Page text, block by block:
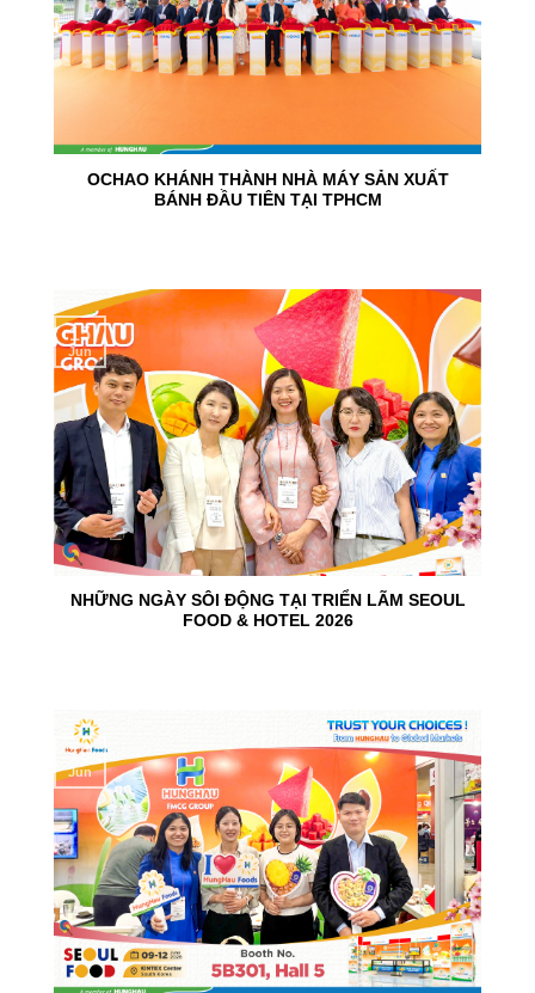
OCHAO KHÁNH THÀNH NHÀ MÁY SẢN XUẤT
BÁNH ĐẦU TIÊN TẠI TPHCM
NHỮNG NGÀY SÔI ĐỘNG TẠI TRIỂN LÃM SEOUL
FOOD & HOTEL 2026
15
Jun
10
Jun